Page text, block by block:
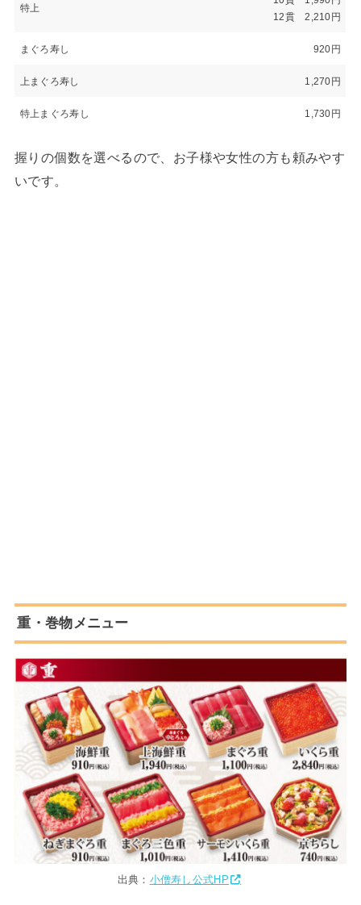
特上
12貫 2,210円
まぐろ寿し 920円
上まぐろ寿し 1,270円
特上まぐろ寿し 1,730円
握りの個数を選べるので、お子様や女性の方も頼みやす
いです。
重・巻物メニュー
出典： 小僧寿し公式HP